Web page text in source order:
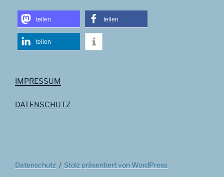
teilen teilen
teilen
IMPRESSUM
DATENSCHUTZ
Datenschutz Stolz präsentiert von WordPress